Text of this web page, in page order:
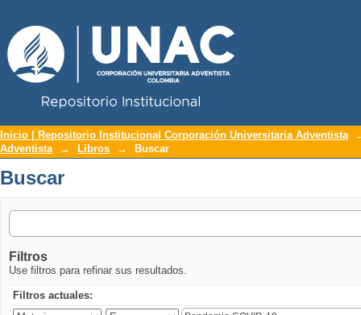
Buscar
Inicio | Repositorio Institucional Corporación Universitaria Adventista
Adventista
→ Libros → Buscar
Buscar
Filtros
Use filtros para refinar sus resultados.
Filtros actuales: